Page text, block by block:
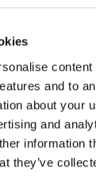
content
and to
about your
and
information
they’ve
met
vind je een
Jeuxen
van unieke
voorraad strekt!
Ook dan krijgt u